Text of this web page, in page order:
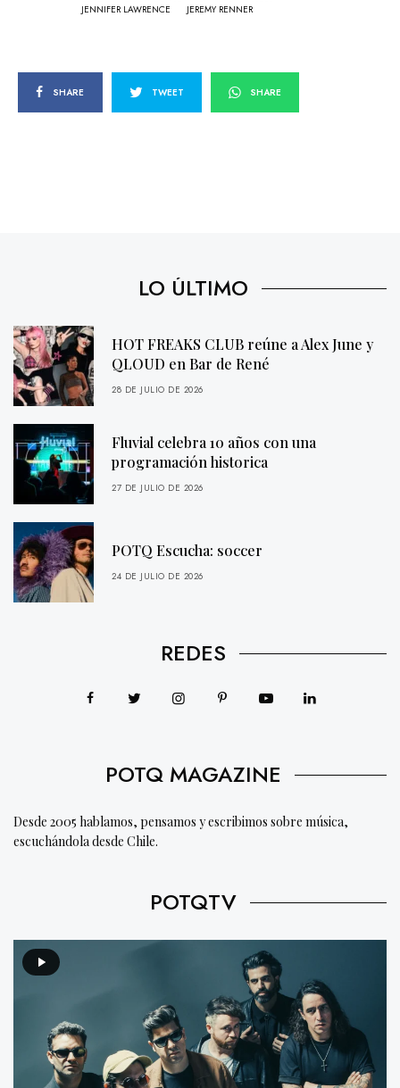
JENNIFER LAWRENCE
JEREMY RENNER
SHARE TWEET SHARE
LO ÚLTIMO
HOT FREAKS CLUB reúne a Alex June y
QLOUD en Bar de René
28 DE JULIO DE 2026
Fluvial celebra 10 años con una
programación historica
27 DE JULIO DE 2026
POTQ Escucha: soccer
24 DE JULIO DE 2026
REDES
POTQ MAGAZINE
Desde 2005 hablamos, pensamos y escribimos sobre música,
escuchándola desde Chile.
POTQTV